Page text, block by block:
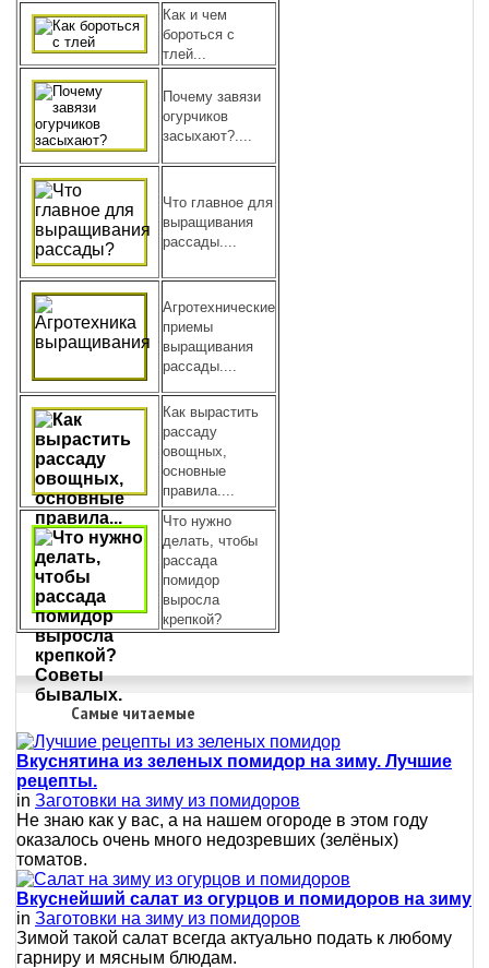
Как и чем
бороться с
тлей...
Почему завязи
огурчиков
засыхают?....
Что главное для
выращивания
рассады....
Агротехнические
приемы
выращивания
рассады....
Как вырастить
рассаду
овощных,
основные
правила....
Что нужно
делать, чтобы
рассада
помидор
выросла
крепкой?
Самые читаемые
Вкуснятина из зеленых помидор на зиму. Лучшие
рецепты.
in Заготовки на зиму из помидоров
Не знаю как у вас, а на нашем огороде в этом году
оказалось очень много недозревших (зелёных)
томатов.
Вкуснейший салат из огурцов и помидоров на зиму
in Заготовки на зиму из помидоров
Зимой такой салат всегда актуально подать к любому
гарниру и мясным блюдам.